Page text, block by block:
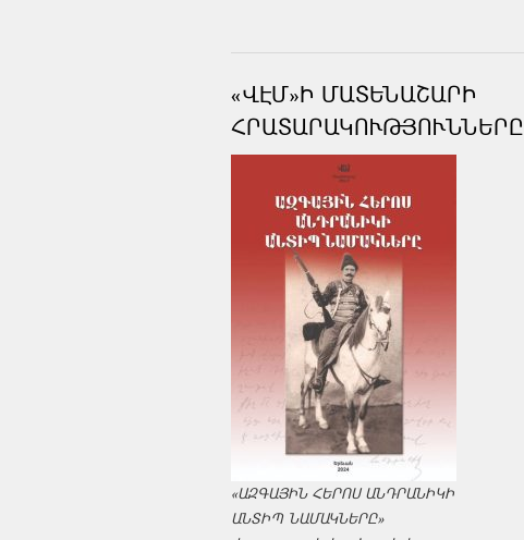
«ՎԷՄ»Ի ՄԱՏԵՆԱՇԱՐԻ
ՀՐԱՏԱՐԱԿՈՒԹՅՈՒՆՆԵՐԸ
«ԱԶԳԱՅԻՆ ՀԵՐՈՍ ԱՆԴՐԱՆԻԿԻ
ԱՆՏԻՊ ՆԱՄԱԿՆԵՐԸ»